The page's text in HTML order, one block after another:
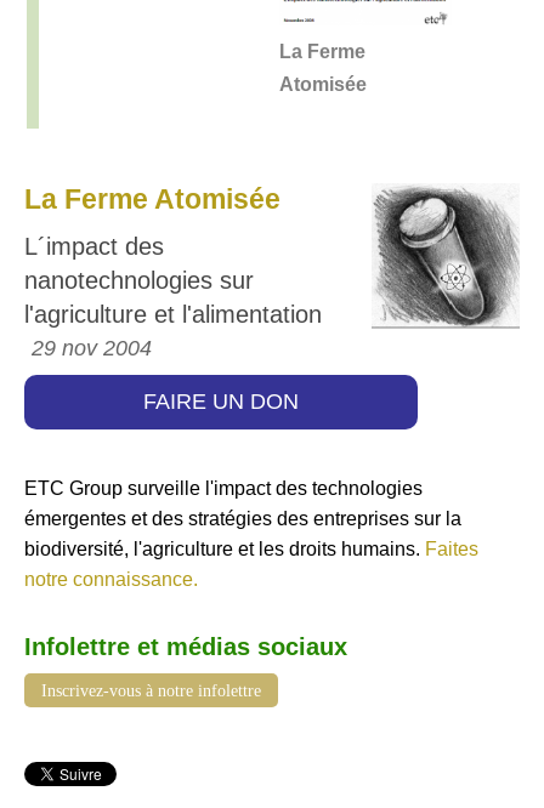
La Ferme
Atomisée
La Ferme Atomisée
L´impact des
nanotechnologies sur
l'agriculture et l'alimentation
29 nov 2004
FAIRE UN DON
ETC Group surveille l'impact des technologies
émergentes et des stratégies des entreprises sur la
biodiversité, l'agriculture et les droits humains. Faites
notre connaissance.
Infolettre et médias sociaux
Inscrivez-vous à notre infolettre